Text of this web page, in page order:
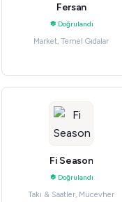
Fersan
Doğrulandı
Market, Temel Gıdalar
Fi Season
Doğrulandı
Takı & Saatler, Mücevher